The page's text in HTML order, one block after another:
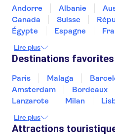
Musée Marmottan Monet
Nîmes Amphitheatre
Andorre Albanie
Canada
Suisse
Égypte
Espagne
Maroc
Malaisie
Turquie
Lire plus
Destinations favorites
Paris Malaga
Amsterdam
Bordeaux
Lanzarote
Milan
Dubai
Minorque
Lire plus
Attractions